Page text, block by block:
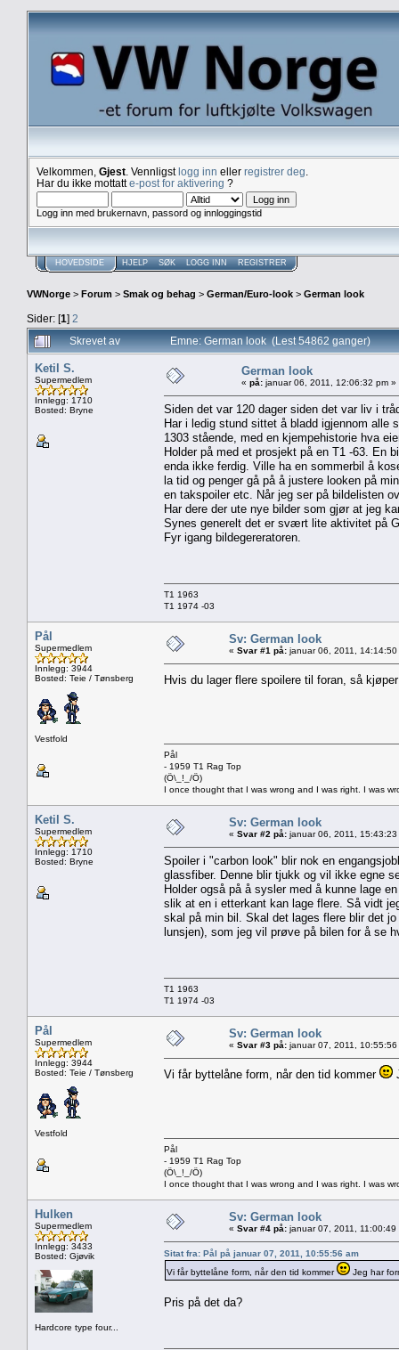
Velkommen, Gjest . Vennligstlogg inn eller registrer deg
Har du ikke mottatte-post for aktivering ?
Logg inn med brukernavn, passord og innloggingstid
HOVEDSIDE HJELP SØK LOGG INN REGISTRER
VWNorge > Forum > Smak og behag > German/Euro-look > German look
Sider: [1] 2
Skrevet av
Emne: German look (Lest 54862 ganger)
Ketil S.
Supermedlem
Innlegg: 1710
Bosted: Bryne
German look
« på: januar 06, 2011, 12:06:32 pm »
Siden det var 120 dager siden det var liv i
Har i ledig stund sittet å bladd igjennom alle
1303 stående, med en kjempehistorie hva
Holder på med et prosjekt på en T1 -63. En
enda ikke ferdig. Ville ha en sommerbil å
la tid og penger gå på å justere looken på
en takspoiler etc. Når jeg ser på bildelisten
Har dere der ute nye bilder som gjør at jeg
Synes generelt det er svært lite aktivitet på
Fyr igang bildegereratoren.
T1 1963
T1 1974 -03
Pål
Supermedlem
Innlegg: 3944
Bosted: Teie / Tønsberg
Vestfold
Sv: German look
« Svar #1 på: januar 06, 2011, 14:14:50
Hvis du lager flere spoilere til foran, så
Pål
- 1959 T1 Rag Top
(Ö\_!_/Ö)
I once thought that I was wrong and I was right. I was
Ketil S.
Supermedlem
Innlegg: 1710
Bosted: Bryne
Sv: German look
« Svar #2 på: januar 06, 2011, 15:43:23
Spoiler i "carbon look" blir nok en
glassfiber. Denne blir tjukk og vil ikke egne
Holder også på å sysler med å kunne lage
slik at en i etterkant kan lage flere. Så vidt
skal på min bil. Skal det lages flere blir det
lunsjen), som jeg vil prøve på bilen for å se
T1 1963
T1 1974 -03
Pål
Supermedlem
Innlegg: 3944
Bosted: Teie / Tønsberg
Vestfold
Sv: German look
« Svar #3 på: januar 07, 2011, 10:55:56
Vi får byttelåne form, når den tid kommer
Pål
- 1959 T1 Rag Top
(Ö\_!_/Ö)
I once thought that I was wrong and I was right. I was
Hulken
Supermedlem
Innlegg: 3433
Bosted: Gjøvik
Hardcore type four...
Sv: German look
« Svar #4 på: januar 07, 2011, 11:00:49
Sitat fra: Pål på januar 07, 2011, 10:55:56 am
Vi får byttelåne form, når den tid kommer
Jeg har
Pris på det da?